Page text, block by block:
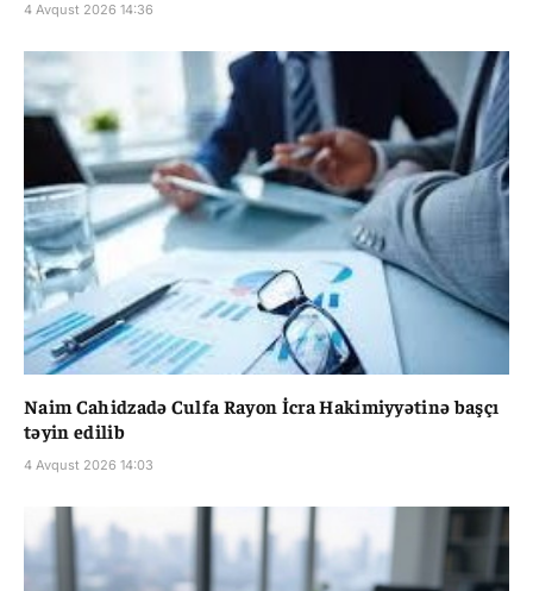
4 Avqust 2026 14:36
Naim Cahidzadə Culfa Rayon İcra Hakimiyyətinə başçı
təyin edilib
4 Avqust 2026 14:03